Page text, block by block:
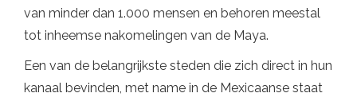
van minder dan 1.000 mensen en behoren meestal
tot inheemse nakomelingen van de Maya.
Een van de belangrijkste steden die zich direct in hun
kanaal bevinden, met name in de Mexicaanse staat